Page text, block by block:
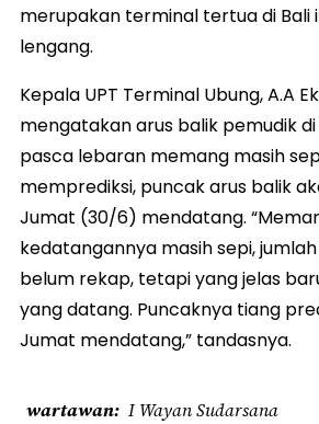
merupakan terminal tertua di Bali
lengang.
Kepala UPT Terminal Ubung, A.A
mengatakan arus balik pemudik
pasca lebaran memang masih
memprediksi, puncak arus balik
Jumat (30/6) mendatang.
kedatangannya masih sepi,
belum rekap, tetapi yang jelas
yang datang. Puncaknya tiang
Jumat mendatang,” tandasnya.
wartawan I Wayan Sudarsana